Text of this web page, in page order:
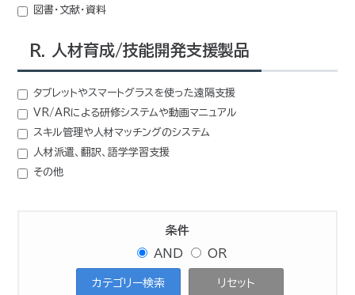
図書・文献・資料
R. 人材育成/技能開発支援製品
タブレットやスマートグラスを使った遠隔支援
VR/ARによる研修システムや動画マニュアル
スキル管理や人材マッチングのシステム
人材派遣、翻訳、語学学習支援
その他
条件
AND
OR